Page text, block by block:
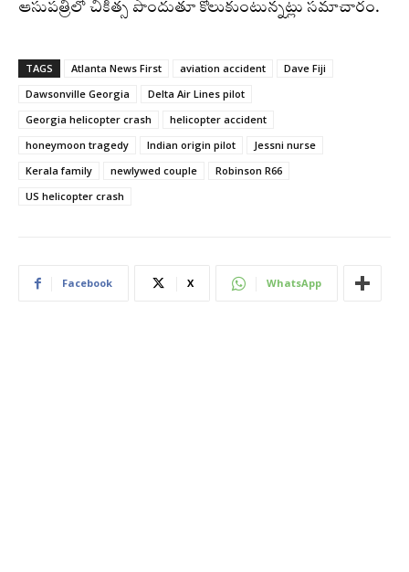
ఆసుపత్రిలో చికిత్స పొందుతూ కోలుకుంటున్నట్లు సమాచారం.
TAGS Atlanta News First aviation accident
Dave Fiji
Dawsonville Georgia
Delta Air Lines pilot
Georgia helicopter crash
helicopter accident
honeymoon tragedy
Indian origin pilot
Jessni nurse
Kerala family
newlywed couple
Robinson R66
US helicopter crash
Facebook X WhatsApp